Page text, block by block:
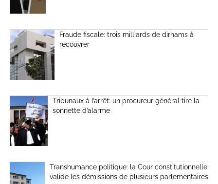
Fraude fiscale: trois milliards de dirhams à
recouvrer
Tribunaux à l’arrêt: un procureur général tire la
sonnette d’alarme
Transhumance politique: la Cour constitutionnelle
valide les démissions de plusieurs parlementaires